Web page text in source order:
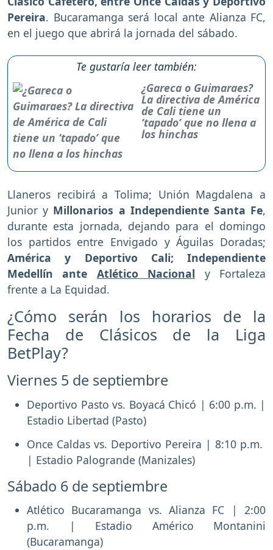
Pereira. Bucaramanga será local ante Alianza FC,
en el juego que abrirá la jornada del sábado.
Te gustaría leer también:
¿Gareca o Guimaraes?
La directiva de América
de Cali tiene un
‘tapado’ que no llena a
los hinchas
Llaneros recibirá a Tolima; Unión Magdalena a
Junior y Millonarios a Independiente Santa Fe,
durante esta jornada, dejando para el domingo
los partidos entre Envigado y Águilas Doradas;
América y Deportivo Cali; Independiente
Medellín ante Atlético Nacional y Fortaleza
frente a La Equidad.
¿Cómo serán los horarios de la
Fecha de Clásicos de la Liga
BetPlay?
Viernes 5 de septiembre
Deportivo Pasto vs. Boyacá Chicó | 6:00 p.m. |
Estadio Libertad (Pasto)
Once Caldas vs. Deportivo Pereira | 8:10 p.m.
| Estadio Palogrande (Manizales)
Sábado 6 de septiembre
Atlético Bucaramanga vs. Alianza FC | 2:00
p.m. | Estadio Américo Montanini
(Bucaramanga)